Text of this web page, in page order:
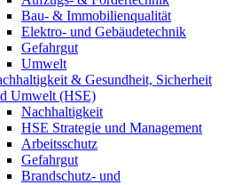
Bau- & Immobilienqualität
Elektro- und Gebäudetechnik
Gefahrgut
Umwelt
& Gesundheit, Sicherheit
Umwelt (HSE)
Nachhaltigkeit
HSE Strategie und Management
Arbeitsschutz
Gefahrgut
Brandschutz- und